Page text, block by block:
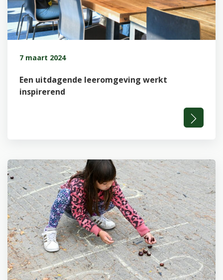
7 maart 2024
Een uitdagende leeromgeving werkt
inspirerend